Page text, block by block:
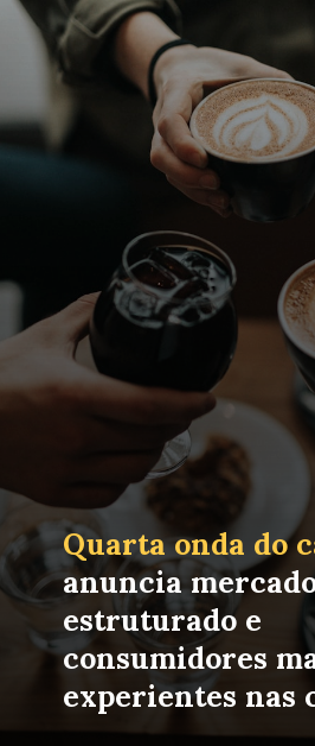
Quarta onda do
anuncia
estruturado e
consumidores
experientes nas